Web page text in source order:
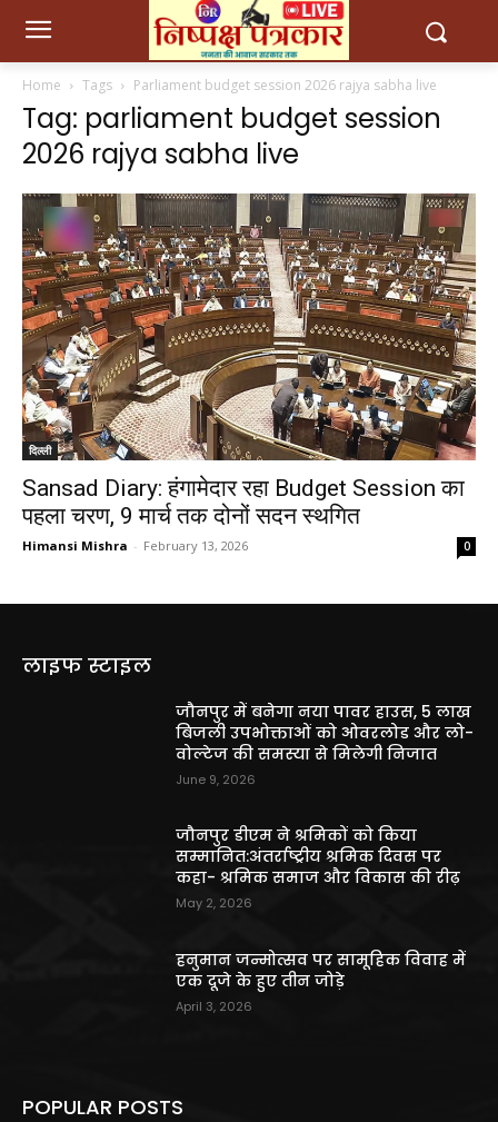
Home Tags Parliament budget session 2026 rajya sabha live
Tag: parliament budget session
2026 rajya sabha live
दिल्ली
Sansad Diary: हंगामेदार रहा Budget Session का
पहला चरण, 9 मार्च तक दोनों सदन स्थगित
Himansi Mishra - February 13, 2026 0
लाइफ स्टाइल
जौनपुर में बनेगा नया पावर हाउस, 5 लाख
बिजली उपभोक्ताओं को ओवरलोड और लो-
वोल्टेज की समस्या से मिलेगी निजात
June 9, 2026
जौनपुर डीएम ने श्रमिकों को किया
सम्मानित:अंतर्राष्ट्रीय श्रमिक दिवस पर
कहा- श्रमिक समाज और विकास की रीढ़
May 2, 2026
हनुमान जन्मोत्सव पर सामूहिक विवाह में
एक दूजे के हुए तीन जोड़े
April 3, 2026
POPULAR POSTS